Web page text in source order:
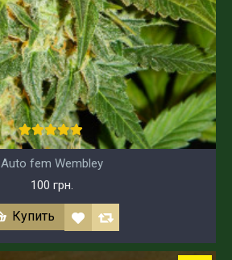
Auto fem Wembley
100 грн.
Купить